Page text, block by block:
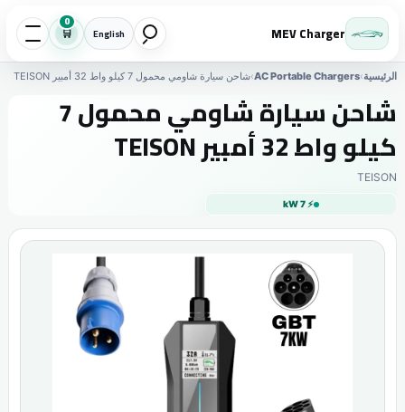
MEV Charger
English
🛒
0
الرئيسية›
AC Portable Chargers
›شاحن سيارة شاومي محمول 7 كيلو واط 32 أمبير TEISON
شاحن سيارة شاومي محمول 7
كيلو واط 32 أمبير TEISON
TEISON
⚡ 7 kW